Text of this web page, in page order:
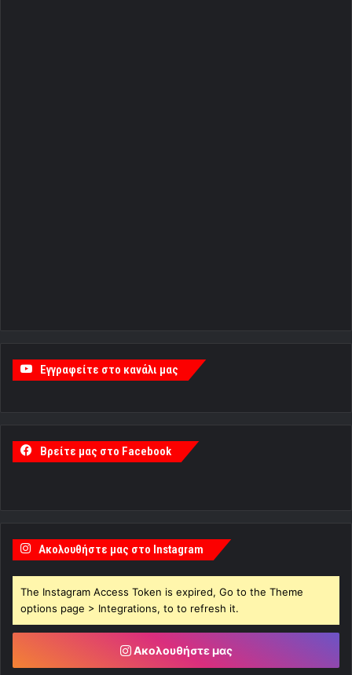
Εγγραφείτε στο κανάλι μας
Βρείτε μας στο Facebook
Ακολουθήστε μας στο Instagram
The Instagram Access Token is expired, Go to the Theme
options page > Integrations, to to refresh it.
Ακολουθήστε μας